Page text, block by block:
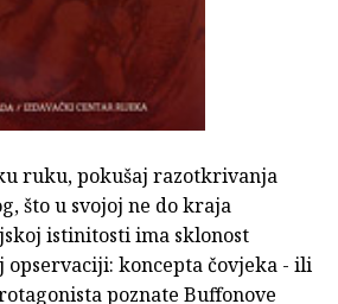
ruku, pokušaj razotkrivanja
što u svojoj ne do kraja
istinitosti ima sklonost
koncepta čovjeka - ili
poznate Buffonove